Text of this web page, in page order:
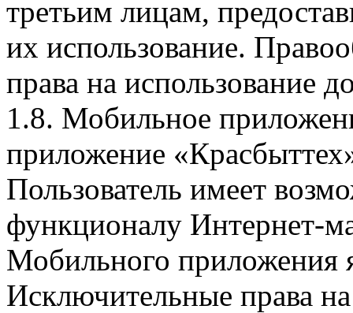
третьим лицам,
их использование.
права на использование
1.8. Мобильное
приложение
Пользователь имеет
функционалу Интернет-
Мобильного приложения
Исключительные права